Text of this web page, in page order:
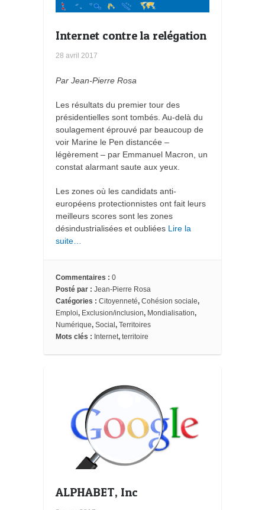
Internet contre la relégation
28 avril 2017
Par Jean-Pierre Rosa
Les résultats du premier tour des
présidentielles sont tombés. Au-delà du
soulagement éprouvé par beaucoup de
voir Marine le Pen distancée –
légèrement – par Emmanuel Macron, un
constat alarmant saute aux yeux.
Les zones où les candidats anti-
européens protectionnistes ont fait leurs
meilleurs scores sont les zones
désindustrialisées et oubliées Lire la
suite…
Commentaires : 0
Posté par : Jean-Pierre Rosa
Catégories : Citoyenneté, Cohésion sociale,
Emploi, Exclusion/inclusion, Mondialisation,
Numérique, Social , Territoires
Mots clés : Internet, territoire
ALPHABET, Inc